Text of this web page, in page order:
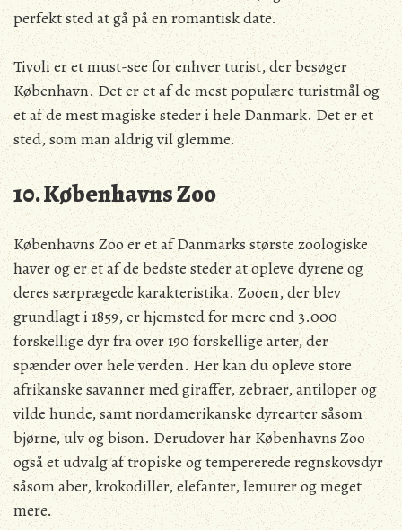
perfekt sted at gå på en romantisk date.
Tivoli er et must-see for enhver turist, der besøger
København. Det er et af de mest populære turistmål og
et af de mest magiske steder i hele Danmark. Det er et
sted, som man aldrig vil glemme.
10. Københavns Zoo
Københavns Zoo er et af Danmarks største zoologiske
haver og er et af de bedste steder at opleve dyrene og
deres særprægede karakteristika. Zooen, der blev
grundlagt i 1859, er hjemsted for mere end 3.000
forskellige dyr fra over 190 forskellige arter, der
spænder over hele verden. Her kan du opleve store
afrikanske savanner med giraffer, zebraer, antiloper og
vilde hunde, samt nordamerikanske dyrearter såsom
bjørne, ulv og bison. Derudover har Københavns Zoo
også et udvalg af tropiske og tempererede regnskovsdyr
såsom aber, krokodiller, elefanter, lemurer og meget
mere.